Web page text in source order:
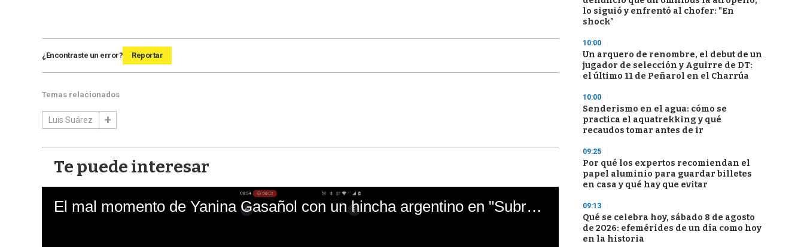
¿Encontraste un error? Reportar
Temas relacionados
Luis Suárez
Te puede interesar
El mal momento de Yanina Gasañol con un hincha argentino en "Subrayado"
lo siguió y enfrentó al chofer: "En
shock"
10:00
Un arquero de renombre, el debut de un
jugador de selección y Aguirre de DT:
el último 11 de Peñarol en el Charrúa
10:00
Senderismo en el agua: cómo se
practica el aquatrekking y qué
recaudos tomar antes de ir
09:25
Por qué los expertos recomiendan el
papel aluminio para guardar billetes
en casa y qué hay que evitar
09:13
Qué se celebra hoy, sábado 8 de agosto
de 2026: efemérides de un día como hoy
en la historia